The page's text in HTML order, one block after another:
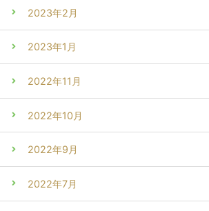
2023年2月
2023年1月
2022年11月
2022年10月
2022年9月
2022年7月